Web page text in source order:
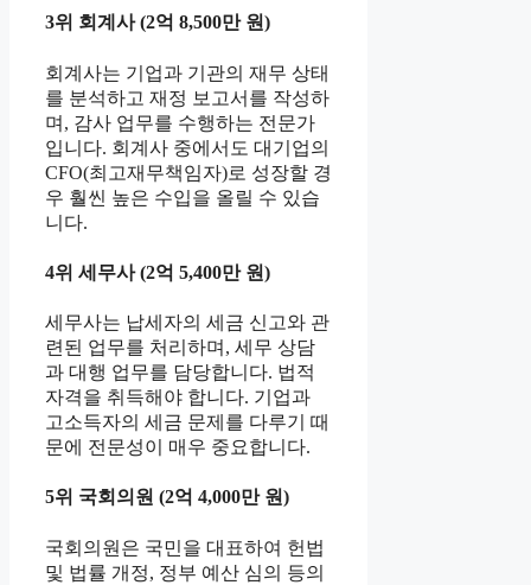
3위 회계사 (2억 8,500만 원)
회계사는 기업과 기관의 재무 상태
를 분석하고 재정 보고서를 작성하
며, 감사 업무를 수행하는 전문가
입니다. 회계사 중에서도 대기업의
CFO(최고재무책임자)로 성장할 경
우 훨씬 높은 수입을 올릴 수 있습
니다.
4위 세무사 (2억 5,400만 원)
세무사는 납세자의 세금 신고와 관
련된 업무를 처리하며, 세무 상담
과 대행 업무를 담당합니다. 법적
자격을 취득해야 합니다. 기업과
고소득자의 세금 문제를 다루기 때
문에 전문성이 매우 중요합니다.
5위 국회의원 (2억 4,000만 원)
국회의원은 국민을 대표하여 헌법
및 법률 개정, 정부 예산 심의 등의